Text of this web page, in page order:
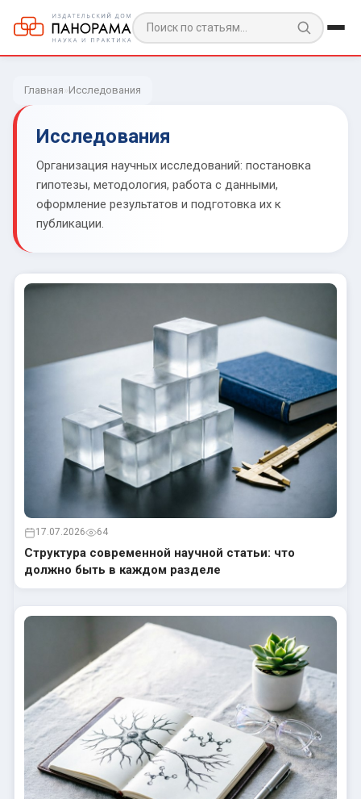
Главная » Исследования
Исследования
Организация научных исследований: постановка
гипотезы, методология, работа с данными,
оформление результатов и подготовка их к
публикации.
17.07.2026 64
Структура современной научной статьи: что
должно быть в каждом разделе